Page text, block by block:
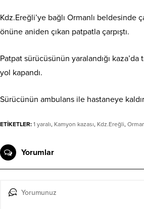
Kdz.Ereğli’ye bağlı Ormanlı beldesinde
önüne aniden çıkan patpatla çarpıştı.
Patpat sürücüsünün yaralandığı kaza’da
yol kapandı.
Sürücünün ambulans ile hastaneye
ETİKETLER: 1 yaralı, Kamyon kazası, Kdz.Ereğli,
Yorumlar